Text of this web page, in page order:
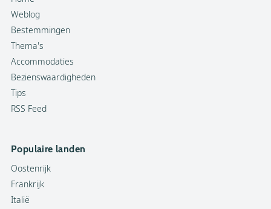
Weblog
Bestemmingen
Thema's
Accommodaties
Bezienswaardigheden
Tips
RSS Feed
Populaire landen
Oostenrijk
Frankrijk
Italië